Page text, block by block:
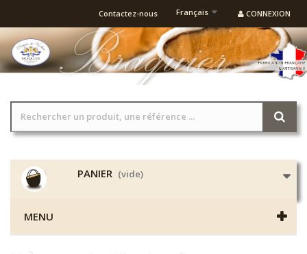
CONNEXION
Français
Contactez-nous
PANIER (vide)
MENU